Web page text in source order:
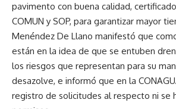
pavimento con buena calidad,
COMUN y SOP, para garantizar mayor
Menéndez De Llano manifestó que
están en la idea de que se entuben
los riesgos que representan para su
desazolve, e informó que en la
registro de solicitudes al respecto ni se